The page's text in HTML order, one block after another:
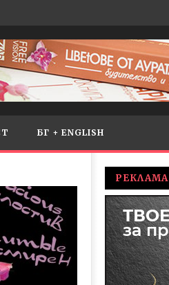
БГ + ENGLISH
РЕКЛАМА